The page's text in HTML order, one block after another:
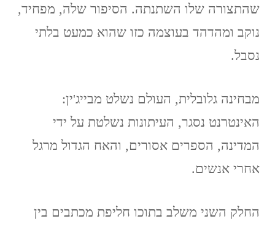
שהתצורה שלו השתנתה. הסיפור שלה, מפחיד,
נוקב ומהדהד בעוצמה כזו שהוא כמעט בלתי
נסבל.
מבחינה גלובלית, העולם נשלט מבייג'ין:
האינטרנט נסגר, העיתונות נשלטת על ידי
המדינה, הספרים אסורים, והאח הגדול מרגל
אחרי אנשים.
החלק השני משלב בתוכו חליפת מכתבים בין